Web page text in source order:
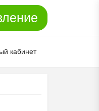
кабинет